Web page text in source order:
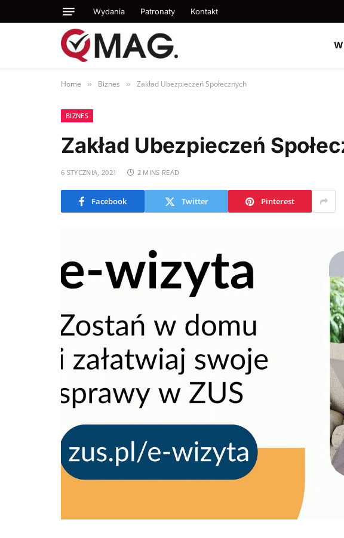
Wydania Patronaty Kontakt
Home » Biznes » Zakład Ubezpieczeń Społecznych
BIZNES
Zakład Ubezpieczeń
6 STYCZNIA, 2021 2 MINS READ
Facebook Twitter Pinterest